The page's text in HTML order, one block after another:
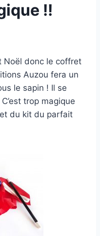
!!
Noël donc le coffret
Auzou fera un
le sapin ! Il se
trop magique
du kit du parfait